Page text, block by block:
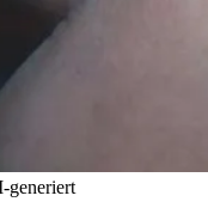
generiert